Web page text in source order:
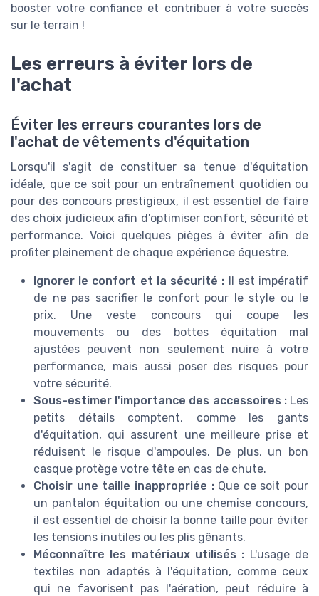
booster votre confiance et contribuer à votre succès
sur le terrain !
Les erreurs à éviter lors de
l'achat
Éviter les erreurs courantes lors de
l'achat de vêtements d'équitation
Lorsqu'il s'agit de constituer sa tenue d'équitation
idéale, que ce soit pour un entraînement quotidien ou
pour des concours prestigieux, il est essentiel de faire
des choix judicieux afin d'optimiser confort, sécurité et
performance. Voici quelques pièges à éviter afin de
profiter pleinement de chaque expérience équestre.
Ignorer le confort et la sécurité : Il est impératif
de ne pas sacrifier le confort pour le style ou le
prix. Une veste concours qui coupe les
mouvements ou des bottes équitation mal
ajustées peuvent non seulement nuire à votre
performance, mais aussi poser des risques pour
votre sécurité.
Sous-estimer l'importance des accessoires : Les
petits détails comptent, comme les gants
d'équitation, qui assurent une meilleure prise et
réduisent le risque d'ampoules. De plus, un bon
casque protège votre tête en cas de chute.
Choisir une taille inappropriée : Que ce soit pour
un pantalon équitation ou une chemise concours,
il est essentiel de choisir la bonne taille pour éviter
les tensions inutiles ou les plis gênants.
Méconnaître les matériaux utilisés : L'usage de
textiles non adaptés à l'équitation, comme ceux
qui ne favorisent pas l'aération, peut réduire à